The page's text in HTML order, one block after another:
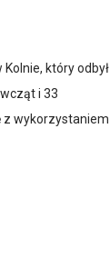
który odbył
i 33
z wykorzystaniem